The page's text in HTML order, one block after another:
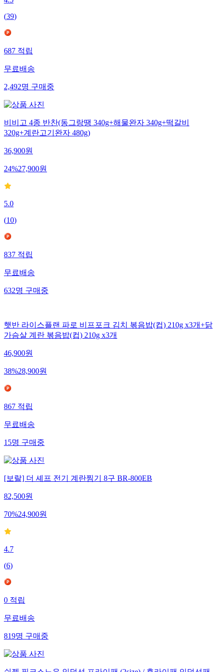
(39)
687적립
무료배송
2,492명구매중
비비고 4종 반찬(동그랑땡 340g+해물완자 340g+떡갈비
320g+계란고기완자 480g)
36,900원
24%27,900원
5.0
(10)
837적립
무료배송
632명구매중
햇반 라이스플랜 파로 비프포크 김치 볶음밥(컵) 210g x3개+닭
가슴살 계란 볶음밥(컵) 210g x3개
46,900원
38%28,900원
867적립
무료배송
15명구매중
[보랄] 더 셰프 전기 계란찜기 8구 BR-800EB
82,500원
70%24,900원
4.7
(6)
0적립
무료배송
819명구매중